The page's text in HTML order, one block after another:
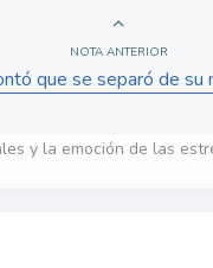
NOTA ANTERIOR
que se separó de su
y la emoción de las